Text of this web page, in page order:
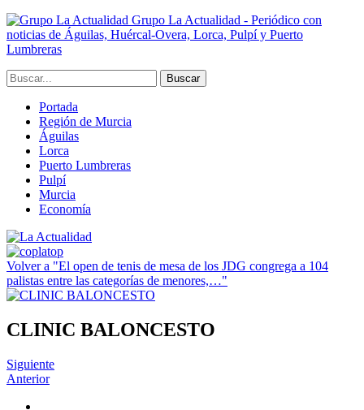
Grupo La Actualidad - Periódico con
noticias de Águilas, Huércal-Overa, Lorca, Pulpí y Puerto
Lumbreras
Portada
Región de Murcia
Águilas
Lorca
Puerto Lumbreras
Pulpí
Murcia
Economía
Volver a "El open de tenis de mesa de los JDG congrega a 104
palistas entre las categorías de menores,…"
CLINIC BALONCESTO
Siguiente
Anterior